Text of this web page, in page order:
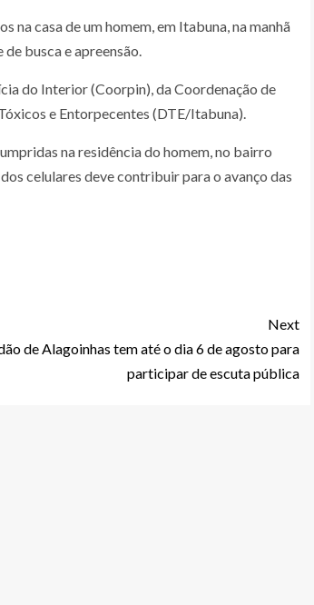
na casa de um homem, em Itabuna, na manhã
busca e apreensão.
do Interior (Coorpin), da Coordenação de
e Entorpecentes (DTE/Itabuna).
na residência do homem, no bairro
celulares deve contribuir para o avanço das
Next
de Alagoinhas tem até o dia 6 de agosto para
participar de escuta pública